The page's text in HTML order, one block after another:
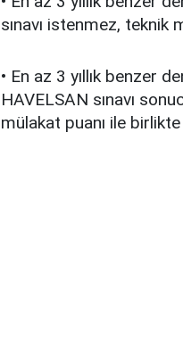
sınavı istenmez, teknik
• En az 3 yıllık benzer
HAVELSAN sınavı
mülakat puanı ile